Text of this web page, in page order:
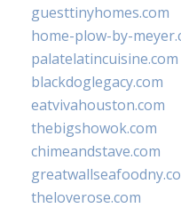
guesttinyhomes.com
home-plow-by-
palatelatincuisine.com
blackdoglegacy.com
eatvivahouston.com
thebigshowok.com
chimeandstave.com
theloverose.com